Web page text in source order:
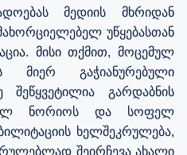
მედიის მხრიდან
უწყებასთან
მისი თქმით, მოცემულ
მიერ გაჭიანურებული
შეწყვეტილია გარდაბნის
ნორიოს და სოფელ
ხელშეკრულება,
შეირჩევა ახალი